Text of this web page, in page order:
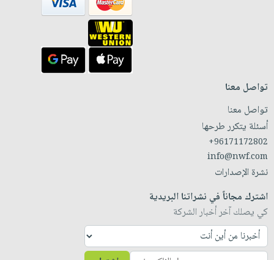
تواصل معنا
تواصل معنا
أسئلة يتكرر طرحها
+96171172802
info@nwf.com
نشرة الإصدارات
اشترك مجاناً في نشراتنا البريدية
كي يصلك آخر أخبار الشركة